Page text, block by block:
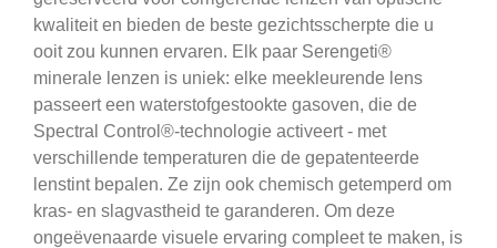
kwaliteit en bieden de beste gezichtsscherpte die u
ooit zou kunnen ervaren. Elk paar Serengeti®
minerale lenzen is uniek: elke meekleurende lens
passeert een waterstofgestookte gasoven, die de
Spectral Control®-technologie activeert - met
verschillende temperaturen die de gepatenteerde
lenstint bepalen. Ze zijn ook chemisch getemperd om
kras- en slagvastheid te garanderen. Om deze
ongeëvenaarde visuele ervaring compleet te maken, is